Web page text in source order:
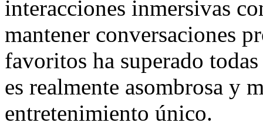
interacciones inmersivas
mantener conversaciones
favoritos ha superado
es realmente asombrosa y
entretenimiento único.